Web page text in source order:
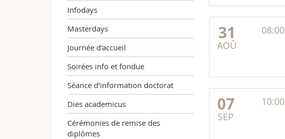
Infodays
Masterdays
Journée d'accueil
Soirées info et fondue
Séance d'information doctorat
Dies academicus
Cérémonies de remise des
diplômes
31
AOÛ
08:00
07
SEP
10:00